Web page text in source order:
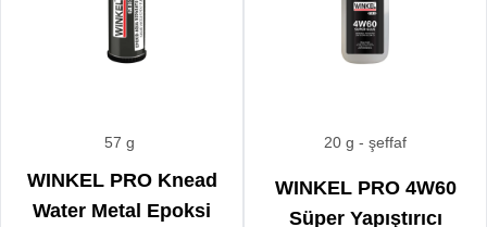
57 g
WINKEL PRO Knead
Water Metal Epoksi
20 g - şeffaf
WINKEL PRO 4W60
Süper Yapıştırıcı